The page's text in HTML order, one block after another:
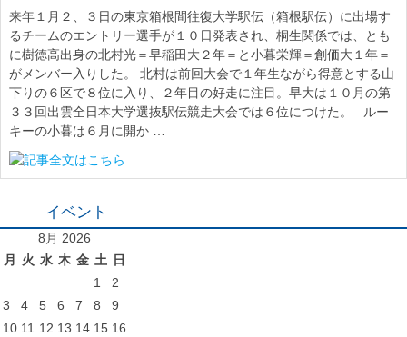
来年１月２、３日の東京箱根間往復大学駅伝（箱根駅伝）に出場す
るチームのエントリー選手が１０日発表され、桐生関係では、とも
に樹徳高出身の北村光＝早稲田大２年＝と小暮栄輝＝創価大１年＝
がメンバー入りした。 北村は前回大会で１年生ながら得意とする山
下りの６区で８位に入り、２年目の好走に注目。早大は１０月の第
３３回出雲全日本大学選抜駅伝競走大会では６位につけた。 ルー
キーの小暮は６月に開か …
イベント
8月 2026
月 火 水 木 金 土 日
1
2
3
4 5 6 7 8
9
10 11 12 13 14 15 16